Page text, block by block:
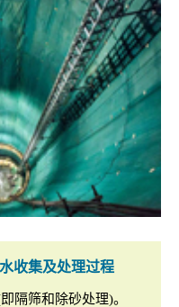
收集及处理过程
隔筛和除砂处理)。